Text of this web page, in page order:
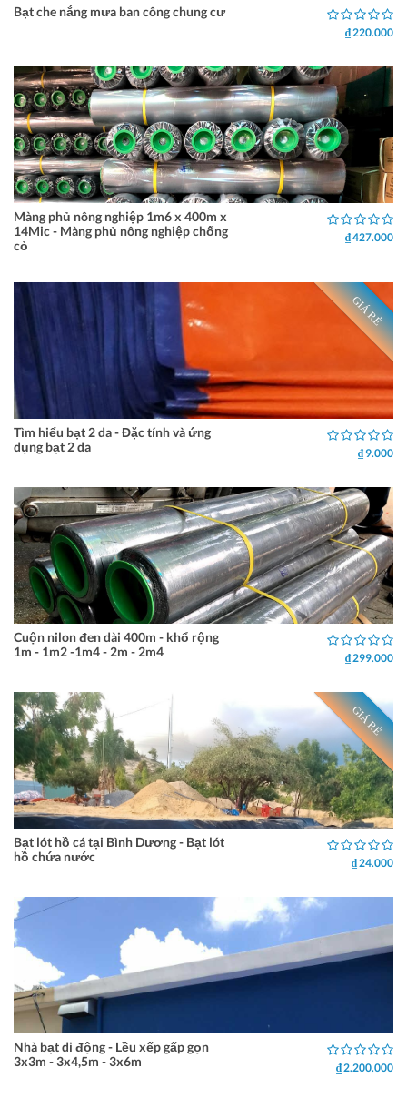
Bạt che nắng mưa ban công chung cư
₫ 220.000
Màng phủ nông nghiệp 1m6 x 400m x
14Mic - Màng phủ nông nghiệp chống
cỏ
₫ 427.000
GIÁ RẺ
Tìm hiểu bạt 2 da - Đặc tính và ứng
dụng bạt 2 da
₫ 9.000
Cuộn nilon đen dài 400m - khổ rộng
1m - 1m2 -1m4 - 2m - 2m4
₫ 299.000
GIÁ RẺ
Bạt lót hồ cá tại Bình Dương - Bạt lót
hồ chứa nước
₫ 24.000
Nhà bạt di động - Lều xếp gấp gọn
3x3m - 3x4,5m - 3x6m
₫ 2.200.000